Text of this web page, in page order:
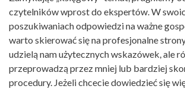
czytelników wprost do ekspertów. W
poszukiwaniach odpowiedzi na ważne
warto skierować się na profesjonalne
udzielą nam użytecznych wskazówek, ale
przeprowadzą przez mniej lub bardziej
procedury. Jeżeli chcecie dowiedzieć się